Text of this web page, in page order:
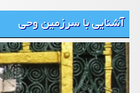
آشنایی با سرزمین وحی